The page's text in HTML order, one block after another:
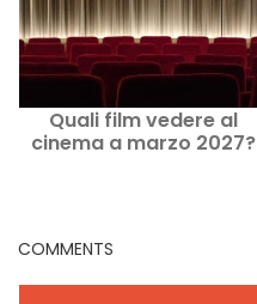
Quali film vedere al
cinema a marzo 2027?
COMMENTS